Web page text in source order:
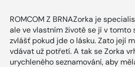
ROMCOM Z BRNAZorka je
ale ve vlastním životě se jí v
zvlášť pokud jde o lásku. Zato její
vdávat už potřetí. A tak se Zorka
urychleného seznamování, aby